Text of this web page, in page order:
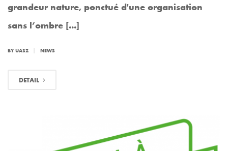
grandeur nature, ponctué d'une organisation
sans l’ombre [...]
BYUASZ NEWS
DETAIL